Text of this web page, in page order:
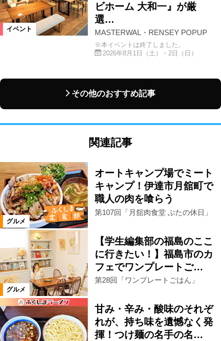
イベント
ビホーム 大和一』が厳
選…
MASTERWAL・RENSEY POPUP
※本イベントは終了しました。
2026年8月1日（土）・2日（日）
その他のおすすめ記事
関連記事
グルメ
オートキャンプ場でミート
キャンプ！伊達市月舘町で
職人の肉を喰らう
第107回「月舘肉食堂 ぶたの休日」
グルメ
【学生編集部の福島のここ
に行きたい！】福島市のカ
フェでワンプレートご…
第28回「ワンプレートごはん」
甘み・辛み・酸味のそれぞ
れが、持ち味を遺憾なく発
揮！つけ麺の名手の名…